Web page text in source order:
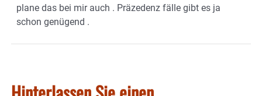
plane das bei mir auch . Präzedenz fälle gibt es ja
schon genügend .